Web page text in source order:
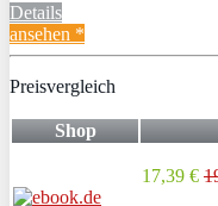
Details
ansehen *
Preisvergleich
Shop
17,39 €